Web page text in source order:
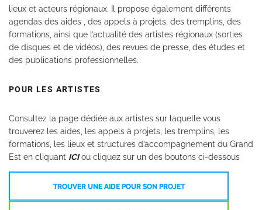
lieux et acteurs régionaux. Il propose également différents
agendas des aides , des appels à projets, des tremplins, des
formations, ainsi que l’actualité des artistes régionaux (sorties
de disques et de vidéos), des revues de presse, des études et
des publications professionnelles.
POUR LES ARTISTES
Consultez la page dédiée aux artistes sur laquelle vous
trouverez les aides, les appels à projets, les tremplins, les
formations, les lieux et structures d’accompagnement du Grand
Est en cliquant ICIou cliquez sur un des boutons ci-dessous
TROUVER UNE AIDE POUR SON PROJET